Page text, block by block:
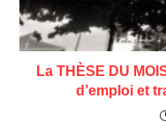
La THÈSE DU
d’emploi et